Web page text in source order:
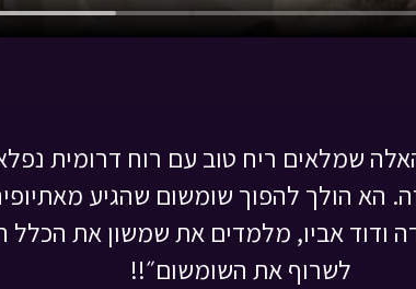
שמלאים ריח טוב עם רוח דרומית
הא הולך להפוך שומשום שהגיע
ודוד אביו, מלמדים את שמשון את הכלל
לשרוף את השומשום״!!